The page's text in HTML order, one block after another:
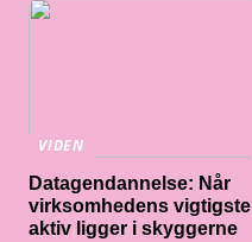
VIDEN
Datagendannelse: Når
virksomhedens vigtigste
aktiv ligger i skyggerne